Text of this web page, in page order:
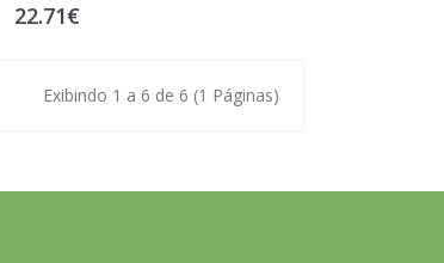
22.71€
Exibindo 1 a 6 de 6 (1 Páginas)